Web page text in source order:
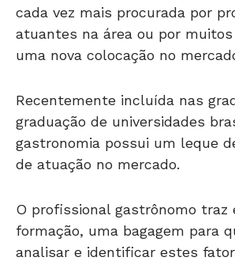
cada vez mais procurada por
atuantes na área ou por
uma nova colocação no
Recentemente incluída nas
graduação de universidades
gastronomia possui um leque
de atuação no mercado.
O profissional gastrônomo traz
formação, uma bagagem para
analisar e identificar estes